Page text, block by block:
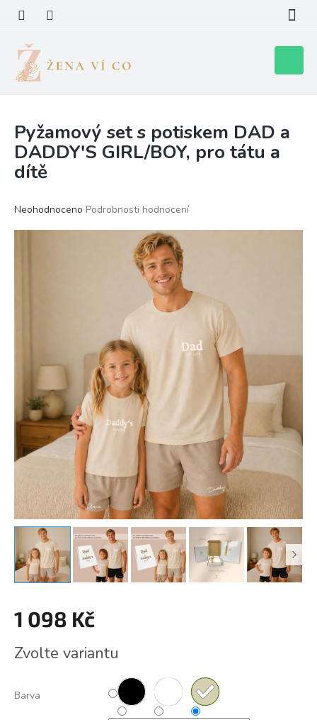
obsah
košík
Pyžamový set s potiskem DAD a
DADDY'S GIRL/BOY, pro tátu a
dítě
Průměrné
Neohodnoceno Podrobnosti hodnocení
1 098 Kč
cena:
Zvolte variantu
Barva